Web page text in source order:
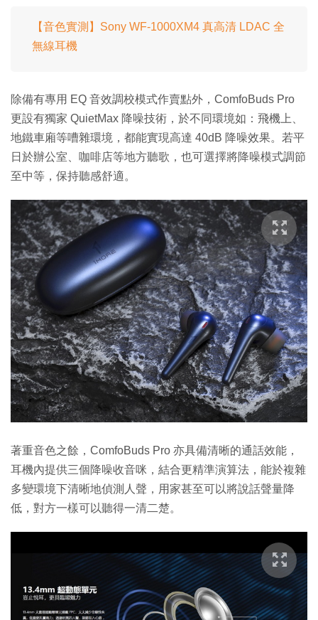
【音色實測】Sony WF-1000XM4 真高清 LDAC 全
無線耳機
除備有專用 EQ 音效調校模式作賣點外，ComfoBuds Pro
更設有獨家 QuietMax 降噪技術，於不同環境如：飛機上、
地鐵車廂等嘈雜環境，都能實現高達 40dB 降噪效果。若平
日於辦公室、咖啡店等地方聽歌，也可選擇將降噪模式調節
至中等，保持聽感舒適。
著重音色之餘，ComfoBuds Pro 亦具備清晰的通話效能，
耳機內提供三個降噪收音咪，結合更精準演算法，能於複雜
多變環境下清晰地偵測人聲，用家甚至可以將說話聲量降
低，對方一樣可以聽得一清二楚。